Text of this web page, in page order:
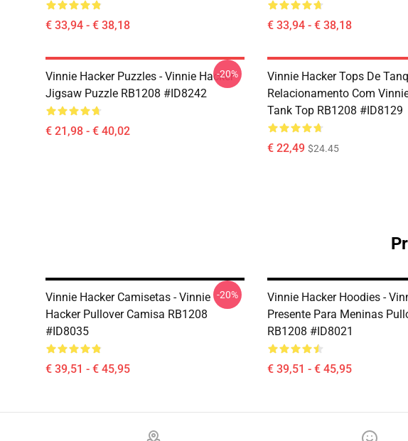
€ 33,94 - € 38,18 € 33,94 - € 38,18
Vinnie Hacker Puzzles - Vinnie Hacker
Jigsaw Puzzle RB1208 #ID8242
€ 21,98 - € 40,02
-20%
Vinnie Hacker Tops De
Relacionamento Com
Tank Top RB1208 #ID8129
€ 22,49 $24.45
Vinnie Hacker Camisetas - Vinnie
Hacker Pullover Camisa RB1208
#ID8035
€ 39,51 - € 45,95
-20%
Vinnie Hacker Hoodies -
Presente Para Meninas
RB1208 #ID8021
€ 39,51 - € 45,95